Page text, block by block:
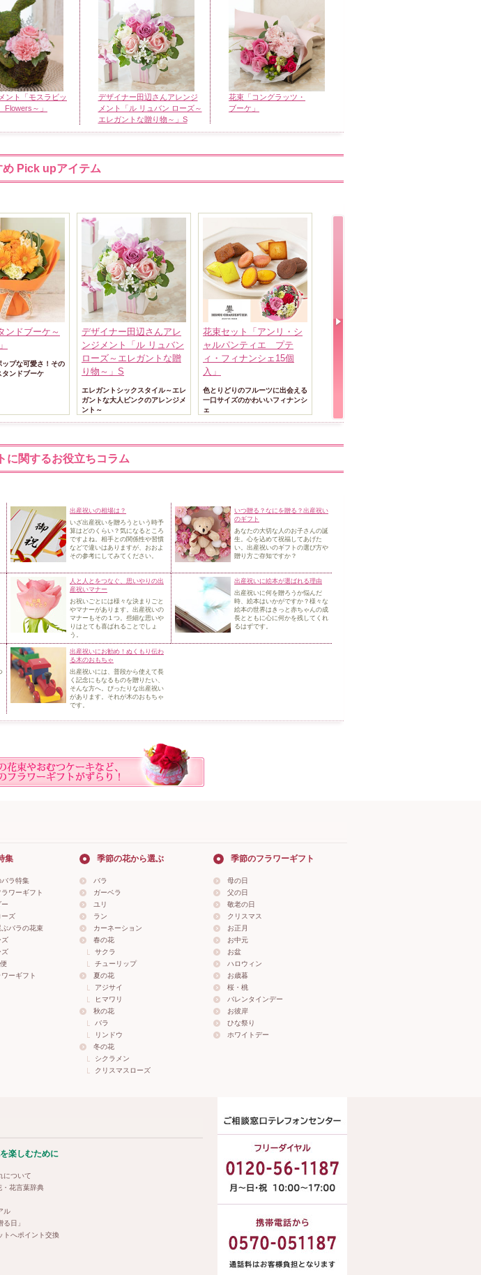
ント「モスラビッ
Flowers～」
デザイナー田辺さんアレンジ
メント「ル リュバン ローズ～
エレガントな贈り物～」S
花束「コングラッツ・
ブーケ」
め Pick upアイテム
ンドブーケ～
ップな可愛さ！その
タンドブーケ
デザイナー田辺さんアレ
ンジメント「ル リュバン
ローズ～エレガントな贈
り物～」S
エレガントシックスタイル～エレ
ガントな大人ピンクのアレンジメ
ント～
花束セット「アンリ・シ
ャルパンティエ プテ
ィ・フィナンシェ15個
入」
色とりどりのフルーツに出会える
一口サイズのかわいいフィナンシ
ェ
に関するお役立ちコラム
出産祝いの相場は？
いざ出産祝いを贈ろうという時予
算はどのくらい？気になるところ
ですよね。相手との関係性や習慣
などで違いはありますが、おおよ
その参考にしてみてください。
いつ贈る？なにを贈る？出産祝い
のギフト
あなたの大切な人のお子さんの誕
生。心を込めて祝福してあげた
い。 出産祝いのギフトの選び方や
贈り方ご存知ですか？
人と人とをつなぐ、思いやりの出
産祝いマナー
お祝いごとには様々な決まりごと
やマナーがあります。 出産祝いの
マナーもその１つ。些細な思いや
りはとても喜ばれることでしょ
う。
出産祝いに絵本が選ばれる理由
出産祝いに何を贈ろうか悩んだ
時、絵本はいかがですか？様々な
絵本の世界はきっと赤ちゃんの成
長とともに心に何かを残してくれ
るはずです。
出産祝いにお勧め！ぬくもり伝わ
る木のおもちゃ
出産祝いには、普段から使えて長
く記念にもなるものを贈りたい、
そんな方へ。ぴったりな出産祝い
があります。 それが木のおもちゃ
です。
集
バラ特集
ワーギフト
ーズ
バラの花束
ズ
ズ
ーギフト
季節の花から選ぶ
バラ
ガーベラ
ユリ
ラン
カーネーション
春の花
サクラ
チューリップ
夏の花
アジサイ
ヒマワリ
秋の花
バラ
リンドウ
冬の花
シクラメン
クリスマスローズ
季節のフラワーギフト
母の日
父の日
敬老の日
クリスマス
お正月
お中元
お盆
ハロウィン
お歳暮
桜・桃
バレンタインデー
お彼岸
ひな祭り
ホワイトデー
楽しむために
について
花言葉辞典
ル
日」
トへポイント交換